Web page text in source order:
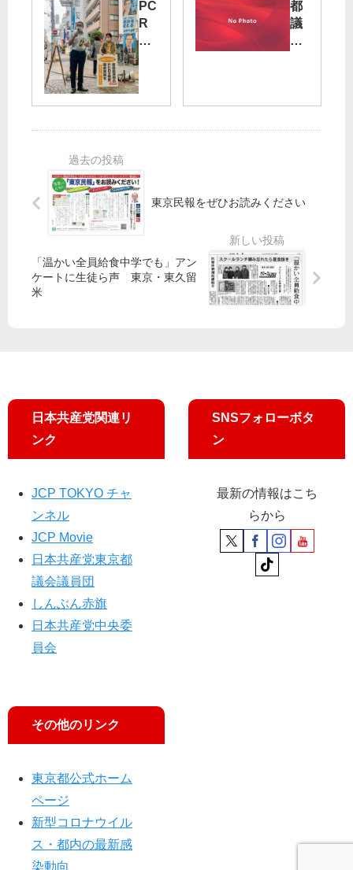
１
日
を
都
の
取
池
局
長
演
PC
R
検
底
実
め
伝
区
で
都
議
選
ざ
す
革
ア
ピ
ー
東京民報をぜひお読みください
「温かい全員給食中学でも」アン
ケートに生徒ら声 東京・東久留
米
日本共産党関連リ
ンク
JCP TOKYO チャ
ンネル
JCP Movie
日本共産党東京都
議会議員団
しんぶん赤旗
日本共産党中央委
員会
その他のリンク
東京都公式ホーム
ページ
新型コロナウイル
ス・都内の最新感
染動向
SNSフォローボタ
ン
最新の情報はこち
らから